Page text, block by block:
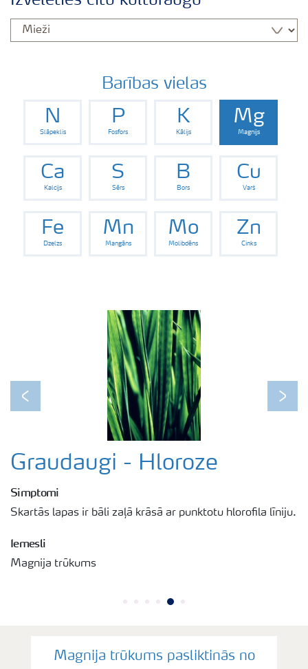
Izmēģinājumu rezultāti
Agronomiskie padomi
Padomi efektīvai mēslojuma izkliedei
Yara Latvija podkāsts
Barības vielas
N
Slāpeklis
P
Fosfors
K
Kālijs
Mg
Magnijs
Ca
Kalcijs
S
Sērs
B
Bors
Cu
Varš
Fe
Dzelzs
Mn
Mangāns
Mo
Molibdēns
Zn
Cinks
Previous Next
Graudaugi - Hloroze
Simptomi
Skartās lapas ir bāli zaļā krāsā ar punktotu hlorofila līniju.
Iemesli
Magnija trūkums
Magnija trūkums pasliktinās no